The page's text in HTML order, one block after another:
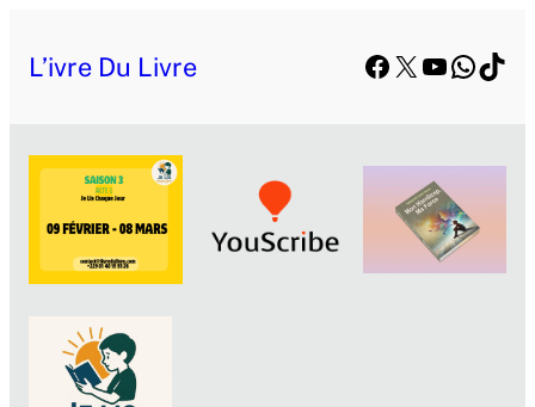
L’ivre Du Livre Facebook
X YouTube